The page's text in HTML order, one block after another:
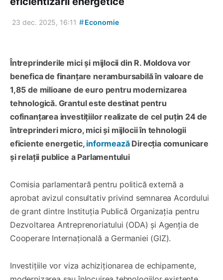
23 dec. 2025, 16:11 #Economie
Întreprinderile mici și mijlocii din R. Moldova vor
benefica de finanțare nerambursabilă în valoare de
1,85 de milioane de euro pentru modernizarea
tehnologică. Grantul este destinat pentru
cofinanțarea investițiilor realizate de cel puțin 24 de
întreprinderi micro, mici și mijlocii în tehnologii
eficiente energetic, informează Direcția comunicare
și relații publice a Parlamentului
Comisia parlamentară pentru politică externă a
aprobat avizul consultativ privind semnarea Acordului
de grant dintre Instituția Publică Organizația pentru
Dezvoltarea Antreprenoriatului (ODA) și Agenția de
Cooperare Internațională a Germaniei (GIZ).
Investițiile vor viza achiziționarea de echipamente,